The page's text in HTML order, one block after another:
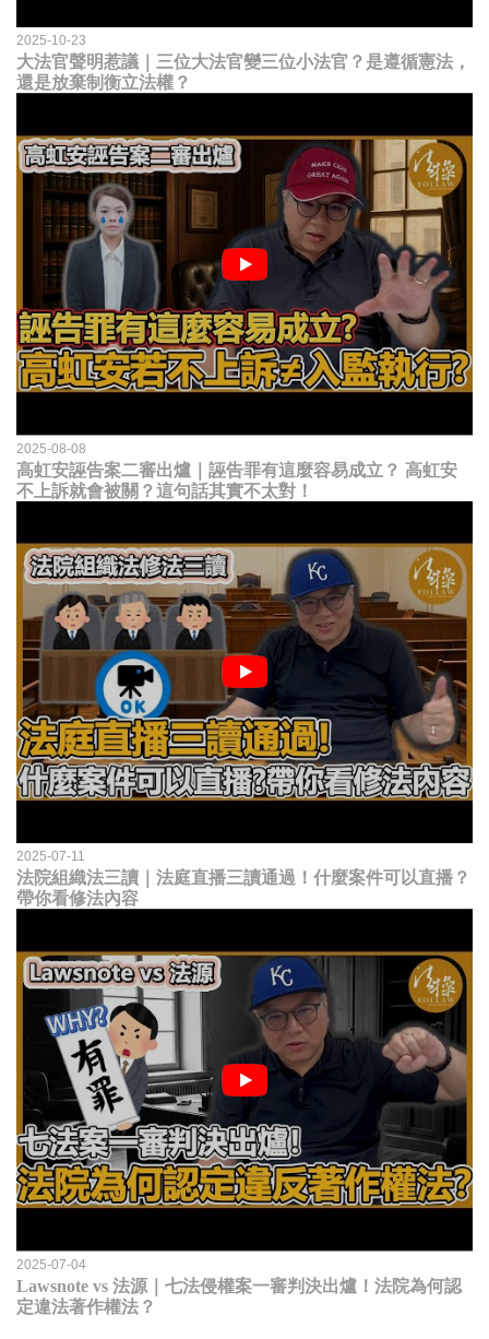
2025-10-23
大法官聲明惹議｜三位大法官變三位小法官？是遵循憲法，
還是放棄制衡立法權？
2025-08-08
高虹安誣告案二審出爐｜誣告罪有這麼容易成立？ 高虹安
不上訴就會被關？這句話其實不太對！
2025-07-11
法院組織法三讀｜法庭直播三讀通過！什麼案件可以直播？
帶你看修法內容
2025-07-04
Lawsnote vs 法源｜七法侵權案一審判決出爐！法院為何認
定違法著作權法？